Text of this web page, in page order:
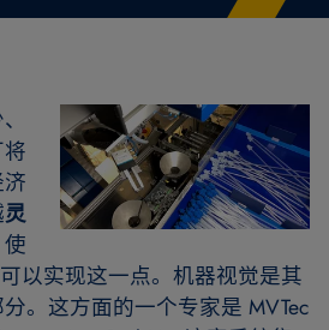
灵
使
以实现这一点。机器视觉是其
。这方面的一个专家是 MVTec